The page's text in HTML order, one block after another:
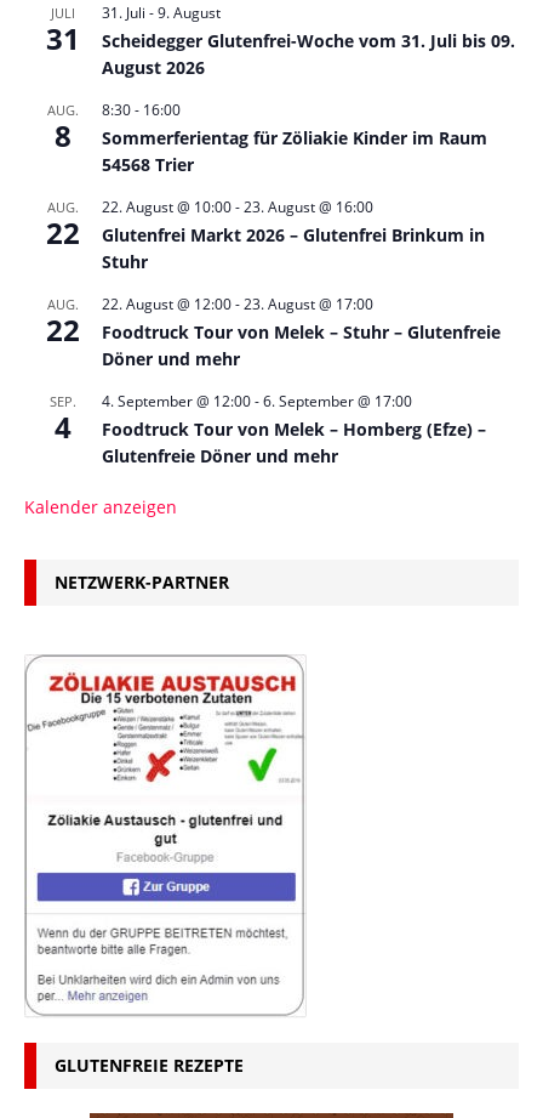
JULI
31
31. Juli -9. August
Scheidegger Glutenfrei-Woche vom 31. Juli bis 09.
August 2026
AUG.
8
8:30- 16:00
Sommerferientag für Zöliakie Kinder im Raum
54568 Trier
AUG.
22
22. August @ 10:00-23. August @ 16:00
Glutenfrei Markt 2026 – Glutenfrei Brinkum in
Stuhr
AUG.
22
22. August @ 12:00-23. August @ 17:00
Foodtruck Tour von Melek – Stuhr – Glutenfreie
Döner und mehr
SEP.
4
4. September @ 12:00-6. September @ 17:00
Foodtruck Tour von Melek – Homberg (Efze) –
Glutenfreie Döner und mehr
Kalender anzeigen
NETZWERK-PARTNER
GLUTENFREIE REZEPTE